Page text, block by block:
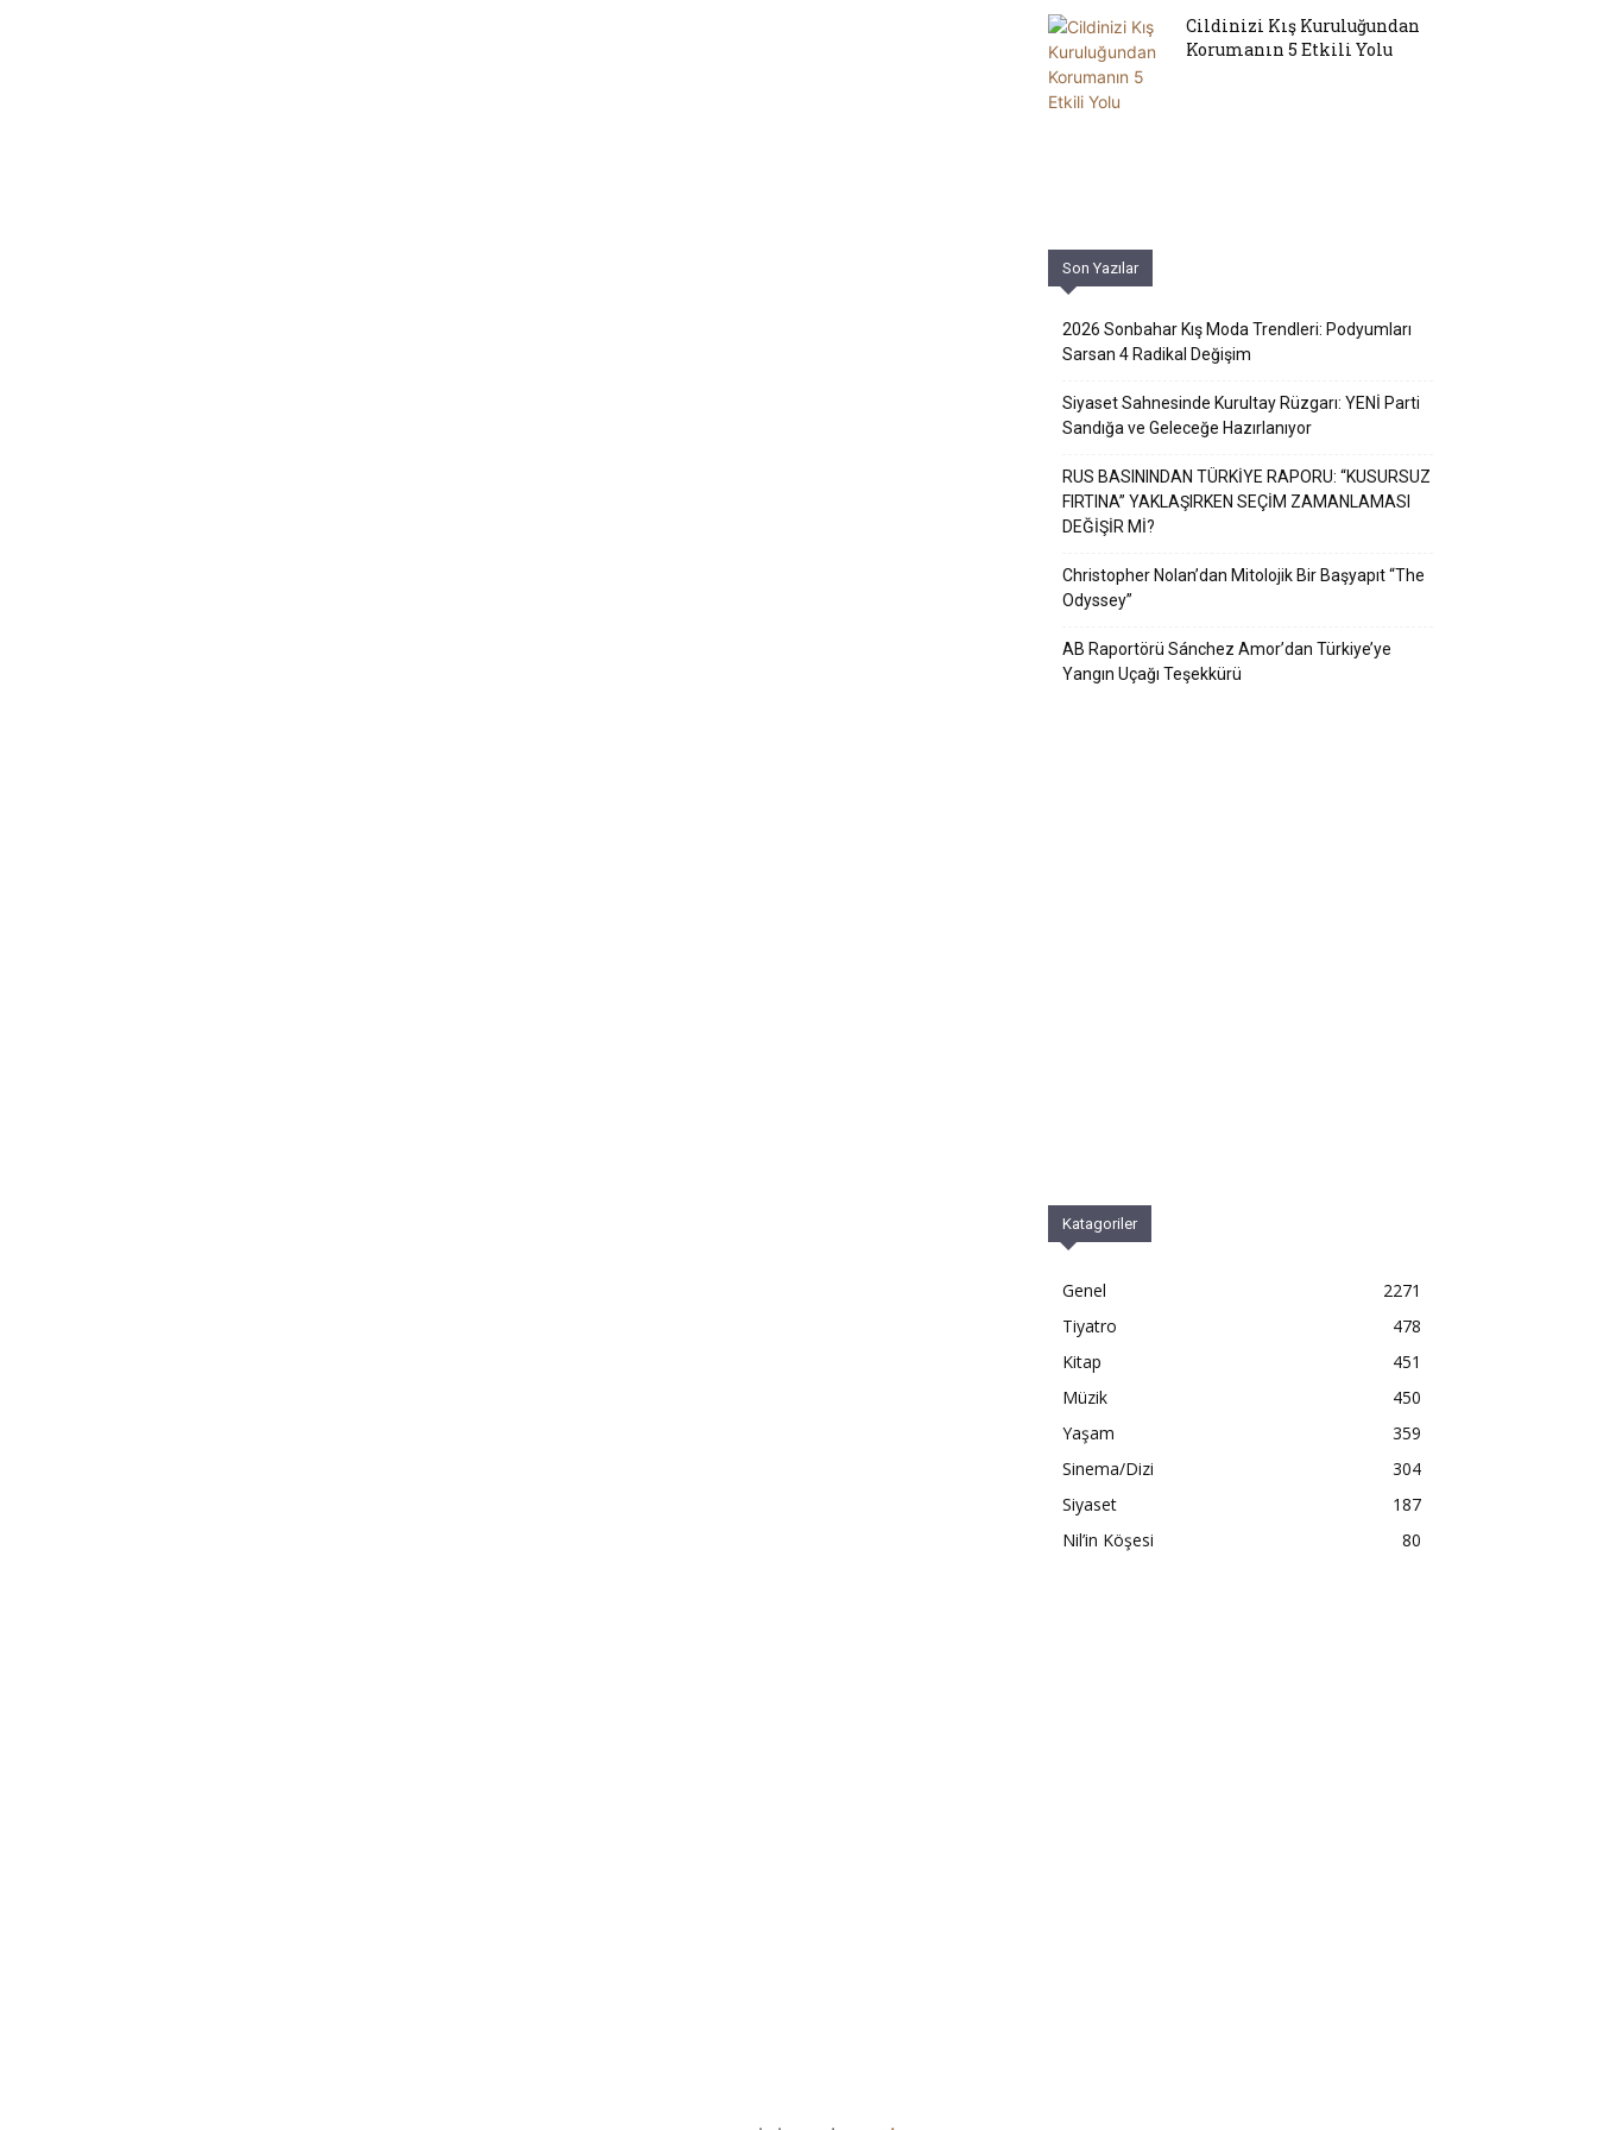
Cildinizi Kış Kuruluğundan
Korumanın 5 Etkili Yolu
Son Yazılar
2026 Sonbahar Kış Moda Trendleri: Podyumları
Sarsan 4 Radikal Değişim
Siyaset Sahnesinde Kurultay Rüzgarı: YENİ Parti
Sandığa ve Geleceğe Hazırlanıyor
RUS BASININDAN TÜRKİYE RAPORU: “KUSURSUZ
FIRTINA” YAKLAŞIRKEN SEÇİM ZAMANLAMASI
DEĞİŞİR Mİ?
Christopher Nolan’dan Mitolojik Bir Başyapıt “The
Odyssey”
AB Raportörü Sánchez Amor’dan Türkiye’ye
Yangın Uçağı Teşekkürü
Katagoriler
Genel
2271
Tiyatro
478
Kitap
451
Müzik
450
Yaşam
359
Sinema/Dizi
304
Siyaset
187
Nil’in Köşesi
80